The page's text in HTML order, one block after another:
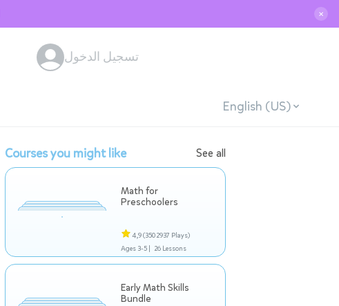
✕
تسجيل الدخول
English (US)
Courses you might like See all
Math for
Preschoolers
4,9(3502937 Plays)
Ages 3-5 | 26 Lessons
Early Math Skills
Bundle